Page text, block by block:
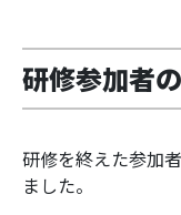
研修参加者
研修を終えた参加
ました。